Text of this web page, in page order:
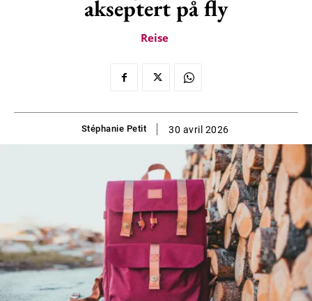
akseptert på fly
Reise
Stéphanie Petit 30 avril 2026